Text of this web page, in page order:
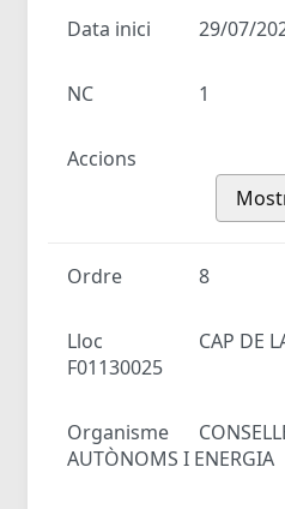
Data inici 29/07/
NC 1
Accions
Ordre 8
Lloc
CAP DE
F01130025
Organisme
AUTÒNOMS I ENERGIA